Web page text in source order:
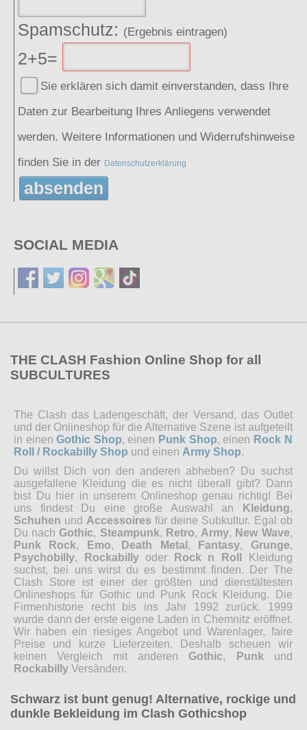
Spamschutz: (Ergebnis eintragen)
2+5=
Sie erklären sich damit einverstanden, dass Ihre
Daten zur Bearbeitung Ihres Anliegens verwendet
werden. Weitere Informationen und Widerrufshinweise
finden Sie in der Datenschutzerklärung
absenden
SOCIAL MEDIA
THE CLASH Fashion Online Shop for all
SUBCULTURES
The Clash das Ladengeschäft, der Versand, das Outlet
und der Onlineshop für die Alternative Szene ist aufgeteilt
in einenGothic Shop, einen Punk Shop, einen Rock N
Roll / Rockabilly Shop und einen Army Shop.
Du willst Dich von den anderen abheben? Du suchst
ausgefallene Kleidung die es nicht überall gibt? Dann
bist Du hier in unserem Onlineshop genau richtig! Bei
uns findest Du eine große Auswahl an
Kleidung,
Schuhen und Accessoires für deine Subkultur. Egal ob
Du nach Gothic, Steampunk, Retro, Army, New Wave,
Punk Rock, Emo, Death Metal , Fantasy, Grunge,
Psychobilly, Rockabillyoder Rock n Roll
Kleidung
suchst, bei uns wirst du es bestimmt finden. Der The
Clash Store ist einer der größten und dienstältesten
Onlineshops für Gothic und Punk Rock Kleidung. Die
Firmenhistorie recht bis ins Jahr 1992 zurück. 1999
wurde dann der erste eigene Laden in Chemnitz eröffnet.
Wir haben ein riesiges Angebot und Warenlager, faire
Preise und kurze Lieferzeiten. Deshalb scheuen wir
keinen Vergleich mit anderen Gothic, Punk und
Rockabilly Versänden.
Schwarz ist bunt genug! Alternative, rockige und
dunkle Bekleidung im Clash Gothicshop